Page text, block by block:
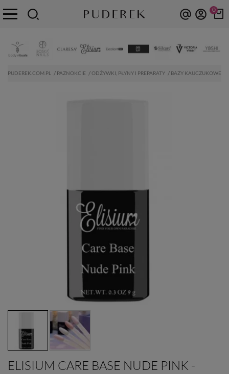
0
PUDEREK.COM.PL PAZNOKCIE ODŻYWKI, PŁYNY I PREPARATY BAZY KAUCZUKOWE
ELISIUM CARE BASE NUDE PINK -